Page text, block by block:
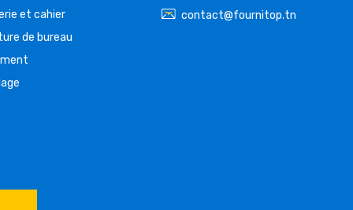
et cahier
de bureau
contact@fournitop.tn